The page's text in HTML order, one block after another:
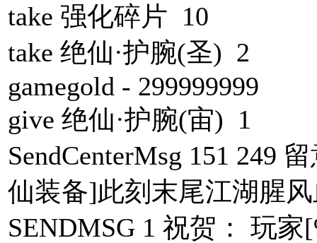
take 强化碎片 10
take 绝仙·护腕(圣) 2
gamegold - 299999999
give 绝仙·护腕(宙) 1
SendCenterMsg 151 249
仙装备]此刻末尾江湖腥
SENDMSG 1 祝贺： 玩